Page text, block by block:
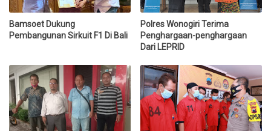
Bamsoet Dukung
Pembangunan Sirkuit F1 Di Bali
Polres Wonogiri Terima
Penghargaan-penghargaan
Dari LEPRID